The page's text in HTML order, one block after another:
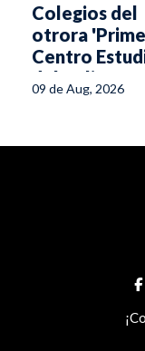
Colegios del
otrora
Centro
del Tolima' se
caen a
09 de Aug, 2026